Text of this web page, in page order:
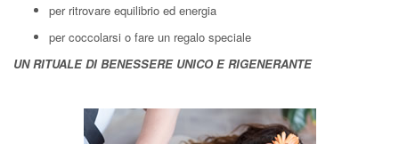
per ritrovare equilibrio ed energia
per coccolarsi o fare un regalo speciale
UN RITUALE DI BENESSERE UNICO E RIGENERANTE